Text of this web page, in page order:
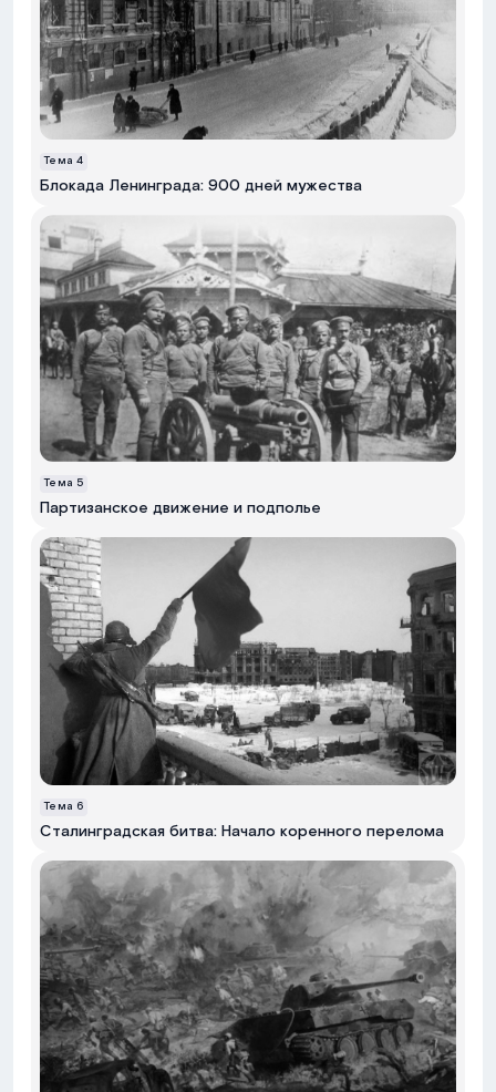
Тема 4
Блокада Ленинграда: 900 дней мужества
Тема 5
Партизанское движение и подполье
Тема 6
Сталинградская битва: Начало коренного перелома